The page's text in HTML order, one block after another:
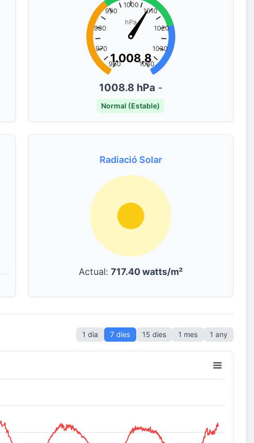
hPa
1.008,8
1.008,8
960
970
980
990
1000
1010
1020
1030
1040
1008.8 hPa -
Normal (Estable)
Radiació Solar
Actual: 717.40 watts/m²
1 dia 7 dies 15 dies 1 mes 1 any